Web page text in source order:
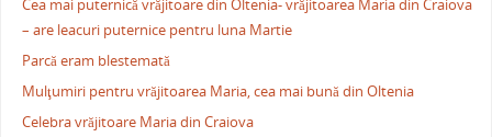
Cea mai puternică vrăjitoare din Oltenia- vrăjitoarea Maria din Craiova
– are leacuri puternice pentru luna Martie
Parcă eram blestemată
Mulţumiri pentru vrăjitoarea Maria, cea mai bună din Oltenia
Celebra vrăjitoare Maria din Craiova